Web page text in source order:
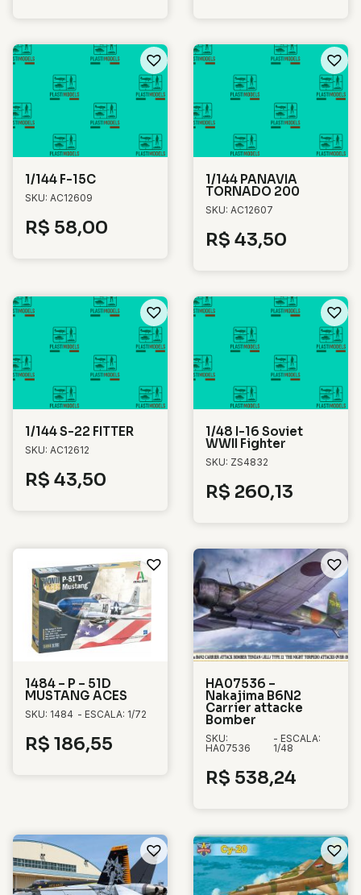
1/144 F-15C
SKU: AC12609
R$ 58,00
1/144 PANAVIA
TORNADO 200
SKU: AC12607
R$ 43,50
1/144 S-22 FITTER
SKU: AC12612
R$ 43,50
1/48 I-16 Soviet
WWII Fighter
SKU: ZS4832
R$ 260,13
1484 – P – 51D
MUSTANG ACES
SKU: 1484 - ESCALA: 1/72
R$ 186,55
HA07536 –
Nakajima B6N2
Carrier attacke
Bomber
SKU:
HA07536
- ESCALA:
1/48
R$ 538,24